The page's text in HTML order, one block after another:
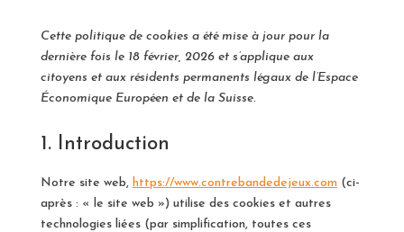
Cette politique de cookies a été mise à jour pour la
dernière fois le 18 février, 2026 et s’applique aux
citoyens et aux résidents permanents légaux de l’Espace
Économique Européen et de la Suisse.
1. Introduction
Notre site web, https://www.contrebandedejeux.com(ci-
après : « le site web ») utilise des cookies et autres
technologies liées (par simplification, toutes ces